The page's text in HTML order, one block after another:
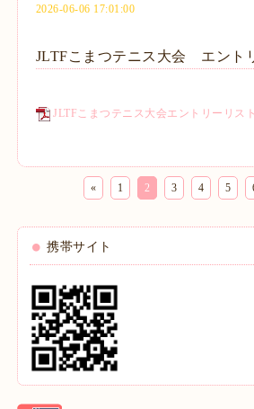
2026-06-06 17:01:00
JLTFこまつテニス大会 エント
JLTFこまつテニス大会エントリーリスト
« 1 2 3 4 5
携帯サイト